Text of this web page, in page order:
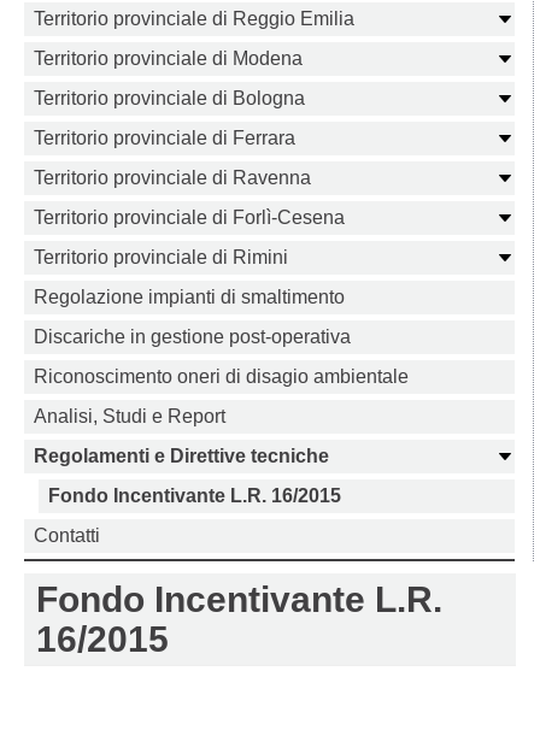
Territorio provinciale di Reggio Emilia
Territorio provinciale di Modena
Territorio provinciale di Bologna
Territorio provinciale di Ferrara
Territorio provinciale di Ravenna
Territorio provinciale di Forlì-Cesena
Territorio provinciale di Rimini
Regolazione impianti di smaltimento
Discariche in gestione post-operativa
Riconoscimento oneri di disagio ambientale
Analisi, Studi e Report
Regolamenti e Direttive tecniche
Fondo Incentivante L.R. 16/2015
Contatti
Fondo Incentivante L.R.
16/2015